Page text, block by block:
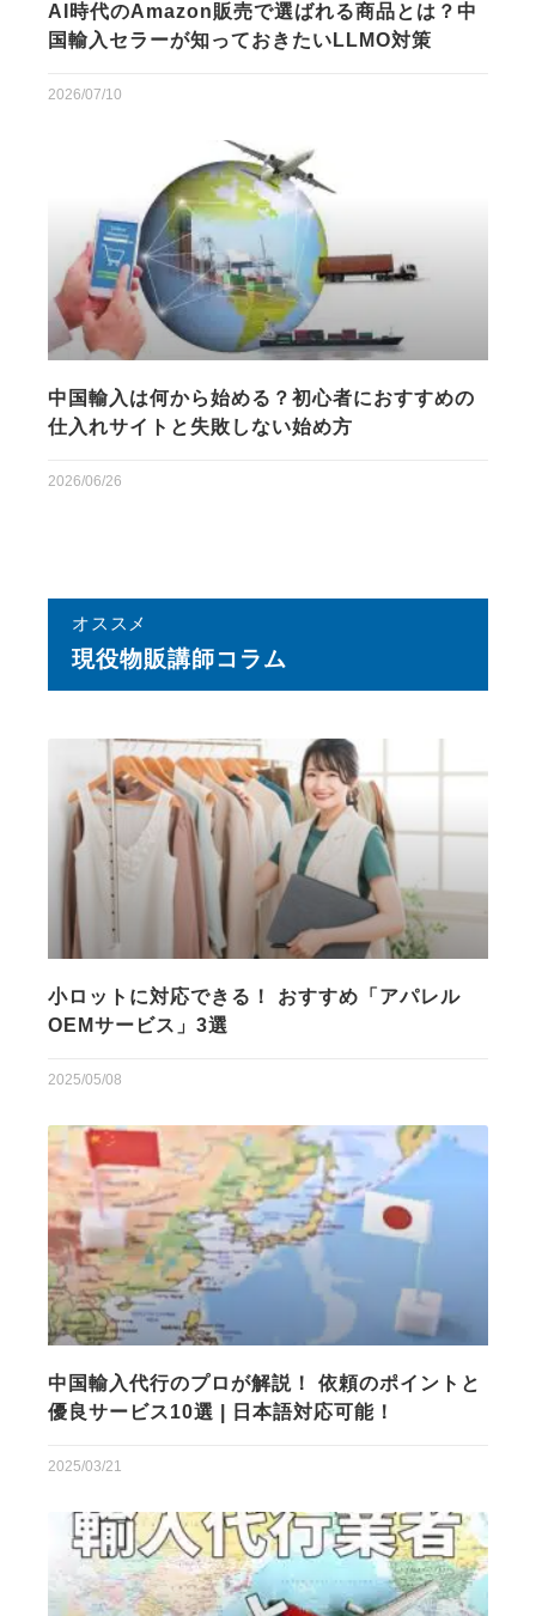
AI時代のAmazon販売で選ばれる商品とは？中
国輸入セラーが知っておきたいLLMO対策
2026/07/10
中国輸入は何から始める？初心者におすすめの
仕入れサイトと失敗しない始め方
2026/06/26
オススメ
現役物販講師コラム
小ロットに対応できる！ おすすめ「アパレル
OEMサービス」3選
2025/05/08
中国輸入代行のプロが解説！ 依頼のポイントと
優良サービス10選 | 日本語対応可能！
2025/03/21